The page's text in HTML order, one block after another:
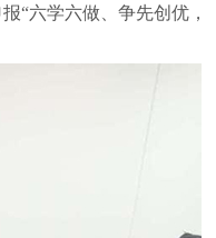
六学六做、争先创优，